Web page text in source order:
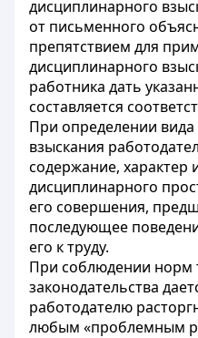
дисциплинарного
от письменного
препятствием для
дисциплинарного
работника дать
составляется
При определении
взыскания
содержание, характер
дисциплинарного
его совершения,
последующее
его к труду.
При соблюдении норм
законодательства
работодателю
любым «проблемным